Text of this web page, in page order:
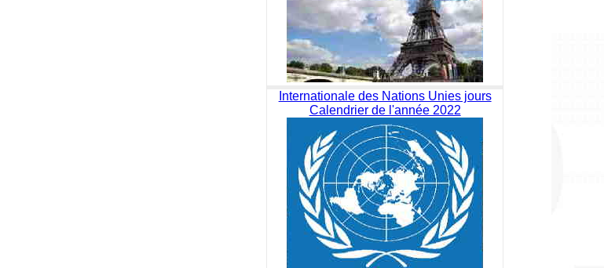
Internationale des Nations Unies jours
Calendrier de l'année 2022